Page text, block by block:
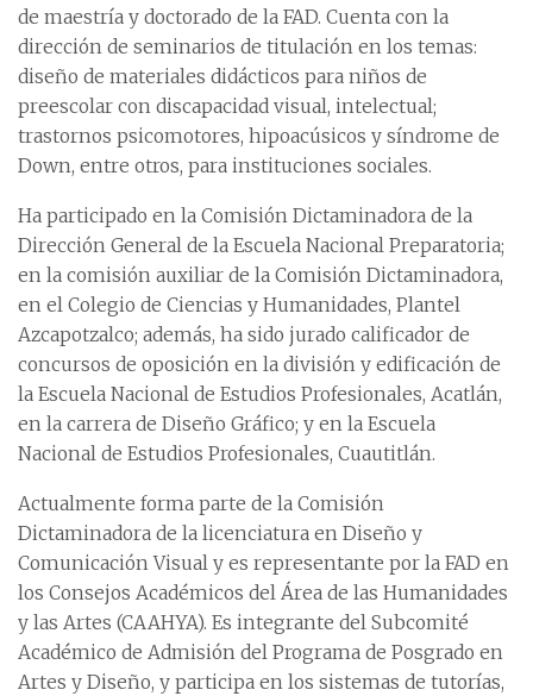
de maestría y doctorado de la FAD. Cuenta con la
dirección de seminarios de titulación en los temas:
diseño de materiales didácticos para niños de
preescolar con discapacidad visual, intelectual;
trastornos psicomotores, hipoacúsicos y síndrome de
Down, entre otros, para instituciones sociales.
Ha participado en la Comisión Dictaminadora de la
Dirección General de la Escuela Nacional Preparatoria;
en la comisión auxiliar de la Comisión Dictaminadora,
en el Colegio de Ciencias y Humanidades, Plantel
Azcapotzalco; además, ha sido jurado calificador de
concursos de oposición en la división y edificación de
la Escuela Nacional de Estudios Profesionales, Acatlán,
en la carrera de Diseño Gráfico; y en la Escuela
Nacional de Estudios Profesionales, Cuautitlán.
Actualmente forma parte de la Comisión
Dictaminadora de la licenciatura en Diseño y
Comunicación Visual y es representante por la FAD en
los Consejos Académicos del Área de las Humanidades
y las Artes (CAAHYA). Es integrante del Subcomité
Académico de Admisión del Programa de Posgrado en
Artes y Diseño, y participa en los sistemas de tutorías,